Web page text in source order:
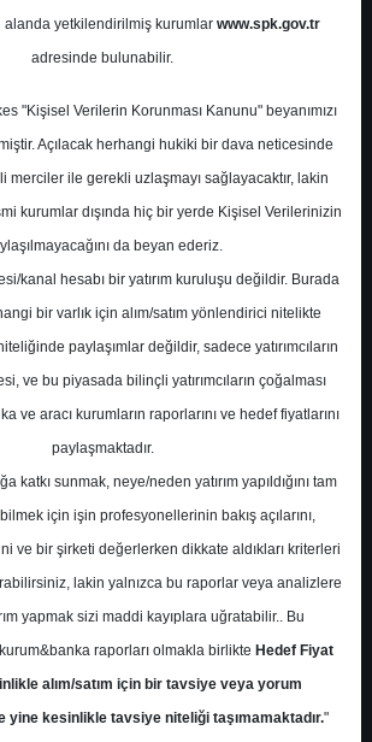
03 Eylül 2024
sirket-
5032
İlgili
Dosyayı İndir
alanda yetkilendirilmiş kurumlar www.spk.gov.tr
adresinde bulunabilir.
"Kişisel Verilerin Korunması Kanunu" beyanımızı
Açılacak herhangi hukiki bir dava neticesinde
merciler ile gerekli uzlaşmayı sağlayacaktır, lakin
kurumlar dışında hiç bir yerde Kişisel Verilerinizin
da beyan ederiz.
kanal hesabı bir yatırım kuruluşu değildir. Burada
bir varlık için alım/satım yönlendirici nitelikte
paylaşımlar değildir, sadece yatırımcıların
ve bu piyasada bilinçli yatırımcıların çoğalması
ve aracı kurumların raporlarını ve hedef fiyatlarını
paylaşmaktadır.
katkı sunmak, neye/neden yatırım yapıldığını tam
için işin profesyonellerinin bakış açılarını,
ve bir şirketi değerlerken dikkate aldıkları kriterleri
lakin yalnızca bu raporlar veya analizlere
yapmak sizi maddi kayıplara uğratabilir.. Bu
raporları olmakla birlikte Hedef Fiyat
alım/satım için bir tavsiye veya yorum
yine kesinlikle tavsiye niteliği taşımamaktadır."